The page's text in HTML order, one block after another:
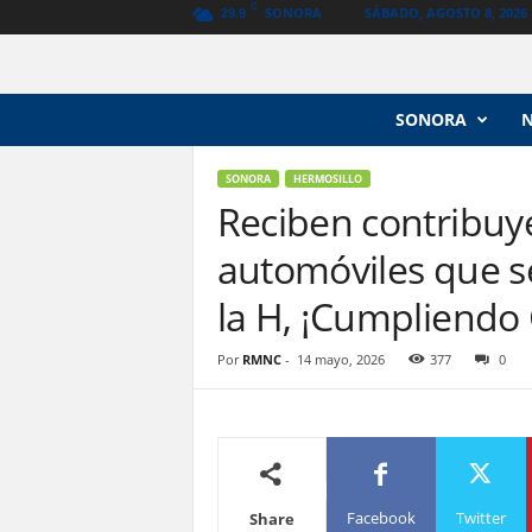
29.9 C SONORA SÁBADO, AGOSTO 8, 2026
SONORA
SONORA HERMOSILLO
Reciben
automóviles que
la H, ¡Cumpliendo
Por RMNC- 14 mayo, 2026 377 0
Share Facebook Twitter